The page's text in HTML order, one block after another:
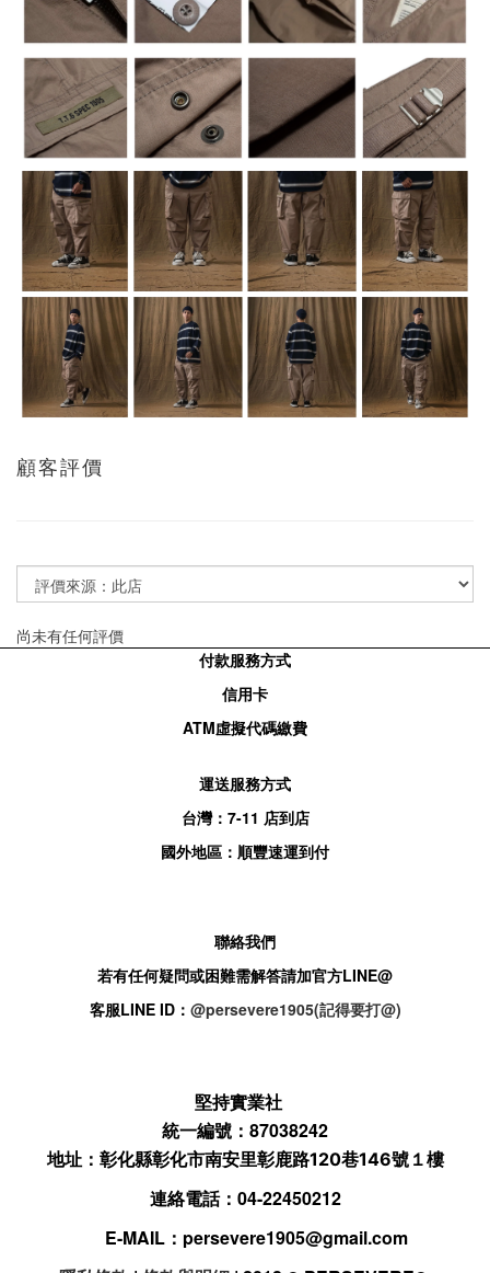
顧客評價
尚未有任何評價
付款服務方式
信用卡
ATM虛擬代碼繳費
運送服務方式
台灣： 7-11 店到店
國外地區：順豐速運到付
聯絡我們
若有任何疑問或困難需解答請加官方LINE@
客服LINE ID： @persevere1905(記得要打@)
堅持實業社
統一編號：87038242
地址： 彰化縣彰化市南安里彰鹿路120巷146號１樓
連絡電話：04-22450212
E-MAIL： persevere1905@gmail.com